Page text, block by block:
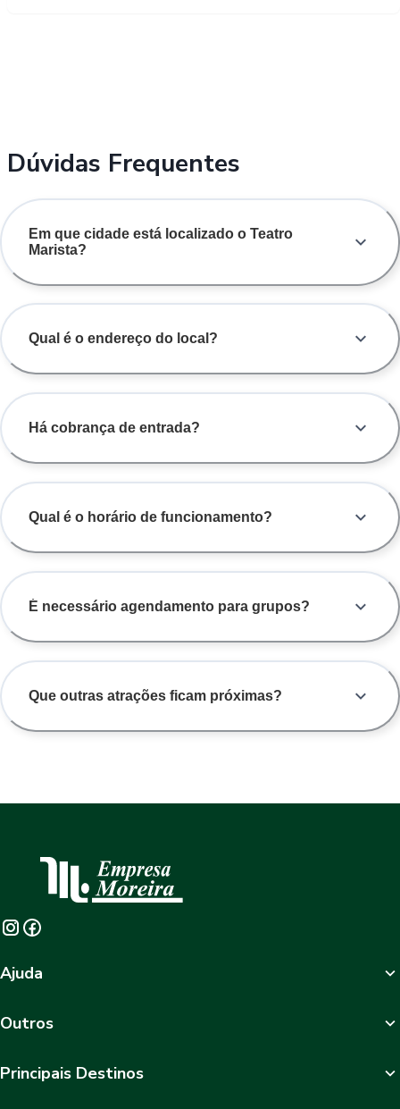
Dúvidas Frequentes
Em que cidade está localizado o Teatro
Marista?
Qual é o endereço do local?
Há cobrança de entrada?
Qual é o horário de funcionamento?
É necessário agendamento para grupos?
Que outras atrações ficam próximas?
Ajuda
Outros
Principais Destinos